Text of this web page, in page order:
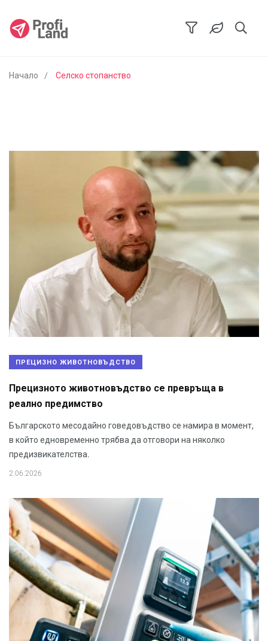
Начало Селско стопанство
ПРЕЦИЗНО ЖИВОТНОВЪДСТВО
Прецизното животновъдство се превръща в
реално предимство
Българското месодайно говедовъдство се намира в момент,
в който едновременно трябва да отговори на няколко
предизвикателства.
2.06.2026